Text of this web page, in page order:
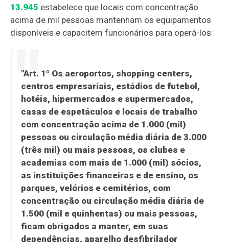
13.945 estabelece que locais com concentração
acima de mil pessoas mantenham os equipamentos
disponíveis e capacitem funcionários para operá-los:
"Art. 1º Os aeroportos, shopping centers,
centros empresariais, estádios de futebol,
hotéis, hipermercados e supermercados,
casas de espetáculos e locais de trabalho
com concentração acima de 1.000 (mil)
pessoas ou circulação média diária de 3.000
(três mil) ou mais pessoas, os clubes e
academias com mais de 1.000 (mil) sócios,
as instituições financeiras e de ensino, os
parques, velórios e cemitérios, com
concentração ou circulação média diária de
1.500 (mil e quinhentas) ou mais pessoas,
ficam obrigados a manter, em suas
dependências, aparelho desfibrilador